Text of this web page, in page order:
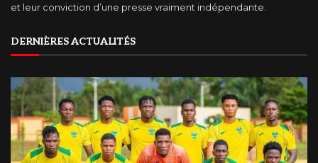
et leur conviction d’une presse vraiment indépendante.
DERNIÈRES ACTUALITÉS